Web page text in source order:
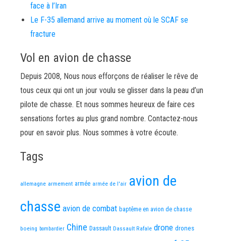
face à l’Iran
Le F-35 allemand arrive au moment où le SCAF se
fracture
Vol en avion de chasse
Depuis 2008, Nous nous efforçons de réaliser le rêve de
tous ceux qui ont un jour voulu se glisser dans la peau d’un
pilote de chasse. Et nous sommes heureux de faire ces
sensations fortes au plus grand nombre. Contactez-nous
pour en savoir plus. Nous sommes à votre écoute.
Tags
allemagne armement armée armée de l'air avion de
chasse avion de combat baptême en avion de chasse
boeing bombardier Chine Dassault Dassault Rafale drone drones